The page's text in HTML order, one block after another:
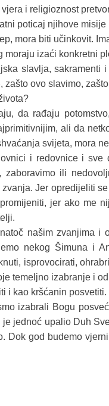
i religioznost
poticaj njihove
mora biti učinkovit.
moraju izaći konkretni
slavlja, sakramenti
zašto ovo slavimo,
da rađaju
ali da
svijeta, mora
i redovnice i sve
zaboravimo ili
Jer opredijeliti
jer ako me
našim zvanjima i
nekog Šimuna i
isprovocirati,
temeljno izabranje i
i kao kršćanin posvetiti.
izabrali Bogu
jednoć upalio Duh
Dok god budemo